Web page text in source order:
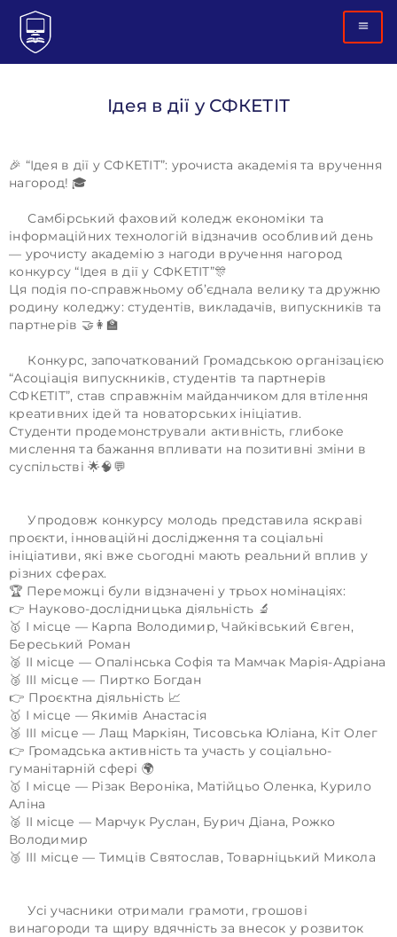
Ідея в дії у СФКЕТІТ
🎉 “Ідея в дії у СФКЕТІТ”: урочиста академія та вручення
нагород! 🎓
Самбірський фаховий коледж економіки та
інформаційних технологій відзначив особливий день
— урочисту академію з нагоди вручення нагород
конкурсу “Ідея в дії у СФКЕТІТ”🎊
Ця подія по-справжньому об’єднала велику та дружню
родину коледжу: студентів, викладачів, випускників та
партнерів 🤝👩‍🏫
Конкурс, започаткований Громадською організацією
“Асоціація випускників, студентів та партнерів
СФКЕТІТ”, став справжнім майданчиком для втілення
креативних ідей та новаторських ініціатив.
Студенти продемонстрували активність, глибоке
мислення та бажання впливати на позитивні зміни в
суспільстві 🌟🧠💬
Упродовж конкурсу молодь представила яскраві
проєкти, інноваційні дослідження та соціальні
ініціативи, які вже сьогодні мають реальний вплив у
різних сферах.
🏆 Переможці були відзначені у трьох номінаціях:
👉 Науково-дослідницька діяльність 🔬
🥇 І місце — Карпа Володимир, Чайківський Євген,
Береський Роман
🥈 ІІ місце — Опалінська Софія та Мамчак Марія-Адріана
🥉 ІІІ місце — Пиртко Богдан
👉 Проєктна діяльність 📈
🥇 І місце — Якимів Анастасія
🥉 ІІІ місце — Лащ Маркіян, Тисовська Юліана, Кіт Олег
👉 Громадська активність та участь у соціально-
гуманітарній сфері 🌍
🥇 І місце — Різак Вероніка, Матійцьо Оленка, Курило
Аліна
🥈 ІІ місце — Марчук Руслан, Бурич Діана, Рожко
Володимир
🥉 ІІІ місце — Тимців Святослав, Товарніцький Микола
Усі учасники отримали грамоти, грошові
винагороди та щиру вдячність за внесок у розвиток